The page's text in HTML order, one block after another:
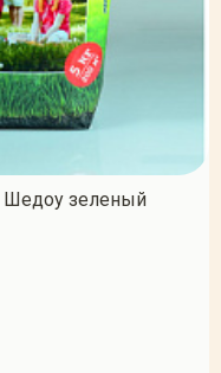
Шедоу зеленый